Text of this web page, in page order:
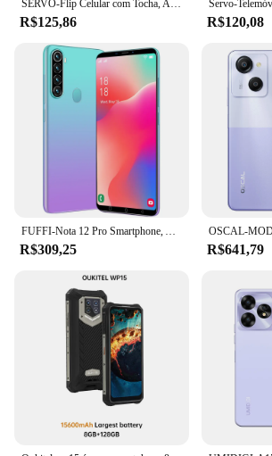
R$125,86 R$120,08
R$309,25 R$641,79